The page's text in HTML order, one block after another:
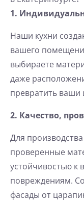
1.
Наши кухни
вашего
выбираете
даже
превратить ваши
2. Качество,
Для
проверенные
устойчивостью к
повреждениям.
фасады от